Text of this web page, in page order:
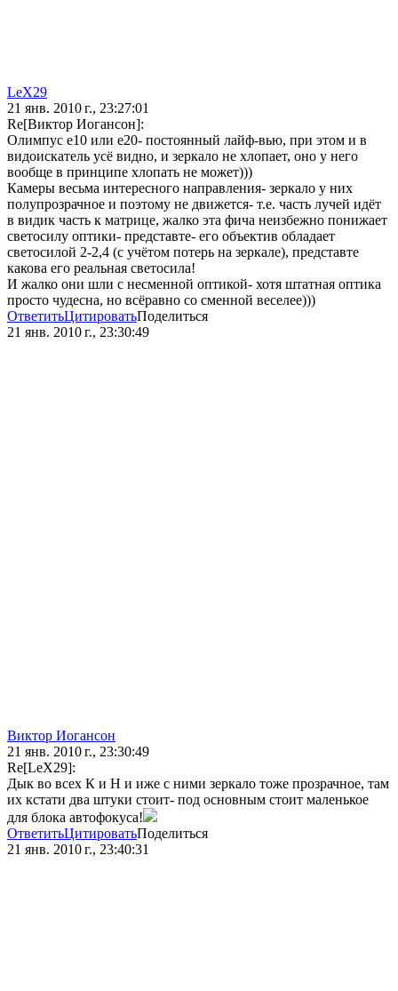
LeX29
21 янв. 2010 г., 23:27:01
Re[Виктор Иогансон]:
Олимпус е10 или е20- постоянный лайф-вью, при этом и в
видоискатель усё видно, и зеркало не хлопает, оно у него
вообще в принципе хлопать не может)))
Камеры весьма интересного направления- зеркало у них
полупрозрачное и поэтому не движется- т.е. часть лучей идёт
в видик часть к матрице, жалко эта фича неизбежно понижает
светосилу оптики- представте- его объектив обладает
светосилой 2-2,4 (с учётом потерь на зеркале), представте
какова его реальная светосила!
И жалко они шли с несменной оптикой- хотя штатная оптика
просто чудесна, но всёравно со сменной веселее)))
ОтветитьЦитироватьПоделиться
21 янв. 2010 г., 23:30:49
Виктор Иогансон
21 янв. 2010 г., 23:30:49
Re[LeX29]:
Дык во всех К и Н и иже с ними зеркало тоже прозрачное, там
их кстати два штуки стоит- под основным стоит маленькое
для блока автофокуса!
ОтветитьЦитироватьПоделиться
21 янв. 2010 г., 23:40:31